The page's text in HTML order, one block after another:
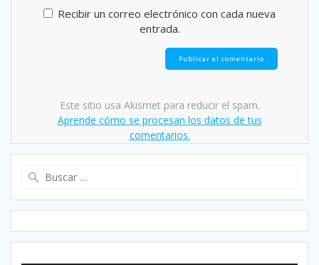
Recibir un correo electrónico con cada nueva
entrada.
Este sitio usa Akismet para reducir el spam.
Aprende cómo se procesan los datos de tus
comentarios.